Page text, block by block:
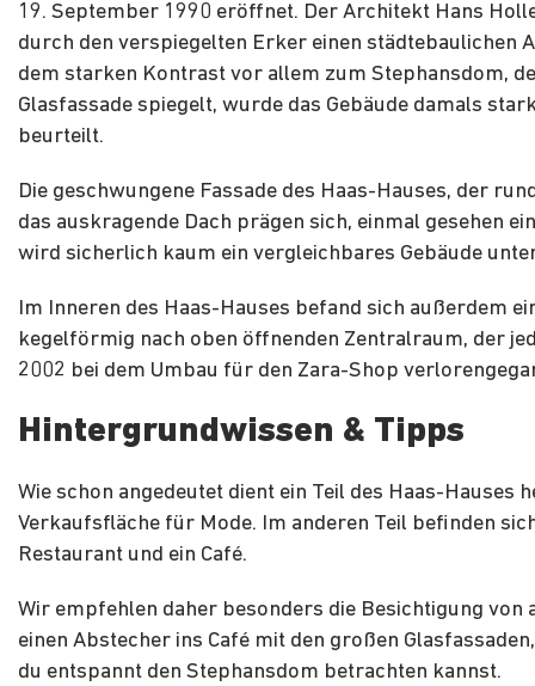
19. September 1990 eröffnet. Der Architekt Hans
durch den verspiegelten Erker einen städtebaulichen
dem starken Kontrast vor allem zum Stephansdom,
Glasfassade spiegelt, wurde das Gebäude damals
beurteilt.
Die geschwungene Fassade des Haas-Hauses, der
das auskragende Dach prägen sich, einmal gesehen
wird sicherlich kaum ein vergleichbares Gebäude
Im Inneren des Haas-Hauses befand sich außerdem
kegelförmig nach oben öffnenden Zentralraum, der
2002 bei dem Umbau für den Zara-Shop
Hintergrundwissen & Tipps
Wie schon angedeutet dient ein Teil des Haas-Hauses
Verkaufsfläche für Mode. Im anderen Teil befinden
Restaurant und ein Café.
Wir empfehlen daher besonders die Besichtigung von
einen Abstecher ins Café mit den großen
du entspannt den Stephansdom betrachten kannst.